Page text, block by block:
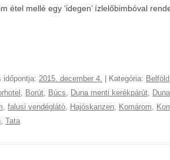
étel mellé egy ‘idegen’ ízlelőbimbóval
időpontja: 2015. december 4. | Kategória:
, Borút, Búcs, Duna menti kerékpárút,
, falusi vendéglátó, Hajóskanzen, Komárom,
, Tata